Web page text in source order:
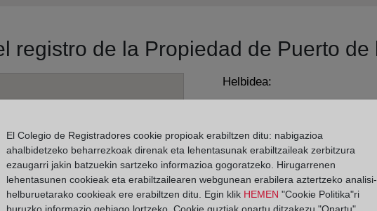
registro de la Propiedad de Puerto de
Helbidea:
Avda. Cristóbal Colón, 28 -
Horario:
De lunes a viernes de 09:00
Agosto: De lunes a viernes
Los días 24 y 31 de
El Colegio de Registradores cookie propioak erabiltzen ditu: nabigazioa
ahalbidetzeko beharrezkoak direnak eta lehentasunak erabiltzaileak zerbitzura
ezaugarri jakin batzuekin sartzeko informazioa gogoratzeko. Hirugarrenen
lehentasunen cookieak eta erabiltzailearen webgunean erabilera aztertzeko analisi-
helburuetarako cookieak ere erabiltzen ditu. Egin klik HEMEN "Cookie Politika"ri